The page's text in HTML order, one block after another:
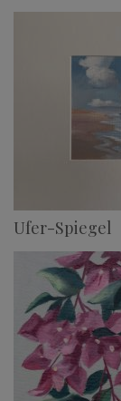
Ufer-Spiegel